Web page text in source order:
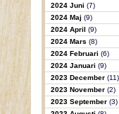
2024 Juni (7)
2024 Maj (9)
2024 April (9)
2024 Mars (8)
2024 Februari (6)
2024 Januari (9)
2023 December (11)
2023 November (2)
2023 September (3)